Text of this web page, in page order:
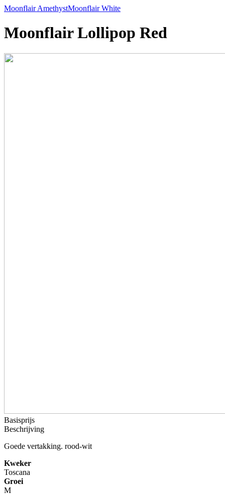
Moonflair AmethystMoonflair White
Moonflair Lollipop Red
Basisprijs
Beschrijving
Goede vertakking. rood-wit
Kweker
Toscana
Groei
M